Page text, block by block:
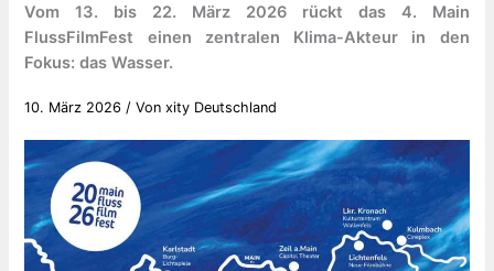
Vom 13. bis 22. März 2026 rückt das 4. Main
FlussFilmFest einen zentralen Klima-Akteur in den
Fokus: das Wasser.
10. März 2026 / Vonxity Deutschland